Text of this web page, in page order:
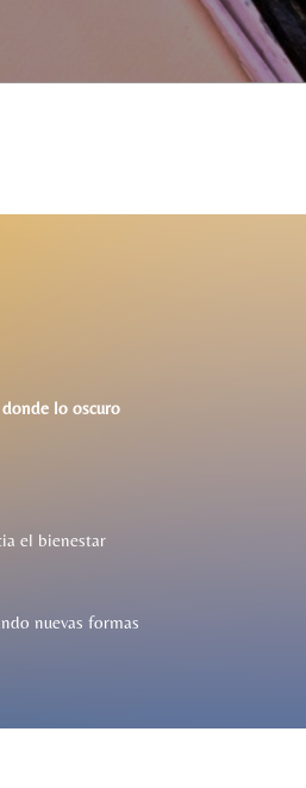
lo oscuro
el bienestar
nuevas formas